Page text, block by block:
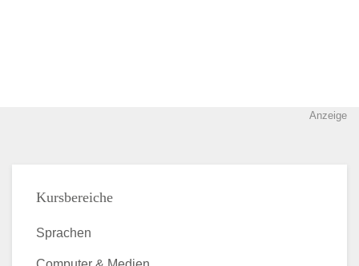
Anzeige
Kursbereiche
Sprachen